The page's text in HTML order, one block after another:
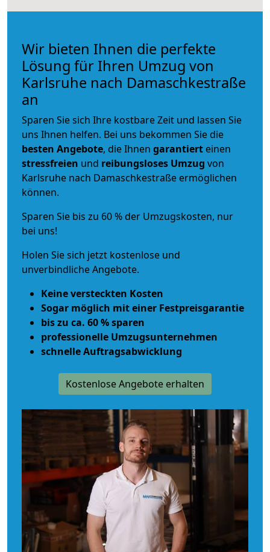
Wir bieten Ihnen die perfekte
Lösung für Ihren Umzug von
Karlsruhe nach Damaschkestraße
an
Sparen Sie sich Ihre kostbare Zeit und lassen Sie
uns Ihnen helfen. Bei uns bekommen Sie die
besten Angebote, die Ihnen garantiert einen
stressfreien und reibungsloses Umzug von
Karlsruhe nach Damaschkestraße ermöglichen
können.
Sparen Sie bis zu 60 % der Umzugskosten, nur
bei uns!
Holen Sie sich jetzt kostenlose und
unverbindliche Angebote.
Keine versteckten Kosten
Sogar möglich mit einer Festpreisgarantie
bis zu ca. 60 % sparen
professionelle Umzugsunternehmen
schnelle Auftragsabwicklung
Kostenlose Angebote erhalten